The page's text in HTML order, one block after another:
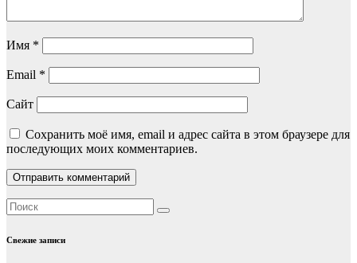
Имя *
Email *
Сайт
Сохранить моё имя, email и адрес сайта в этом браузере для
последующих моих комментариев.
Свежие записи